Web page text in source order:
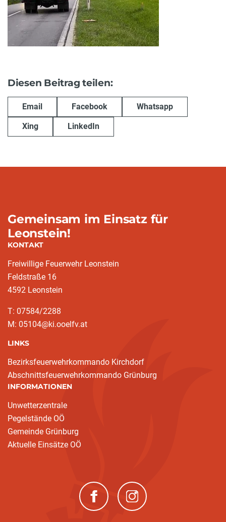
Diesen Beitrag teilen:
Email Facebook Whatsapp
Xing LinkedIn
Gemeinsam im Einsatz für
Leonstein!
KONTAKT
Freiwillige Feuerwehr Leonstein
Feldstraße 16
4592 Leonstein
T: 07584/2288
M: 05104@ki.ooelfv.at
LINKS
Bezirksfeuerwehrkommando Kirchdorf
Abschnittsfeuerwehrkommando Grünburg
INFORMATIONEN
Unwetterzentrale
Pegelstände OÖ
Gemeinde Grünburg
Aktuelle Einsätze OÖ
(neues Fenster)(neues Fenster)